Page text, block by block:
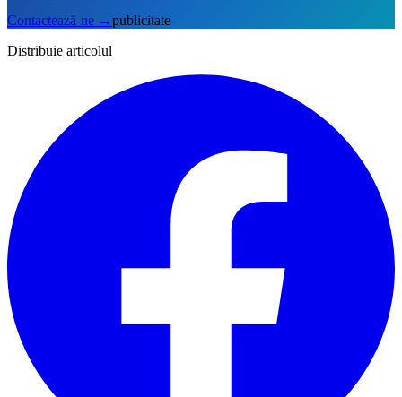
Contactează-ne →publicitate
Distribuie articolul